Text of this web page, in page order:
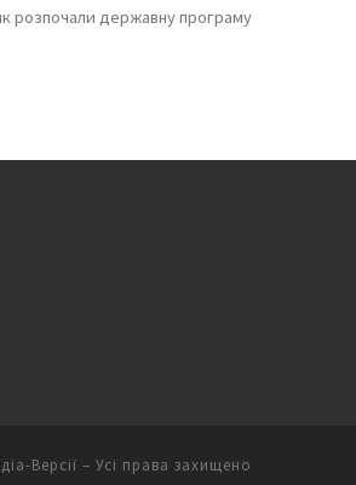
розпочали державну програму
Версії – Усі права захищено